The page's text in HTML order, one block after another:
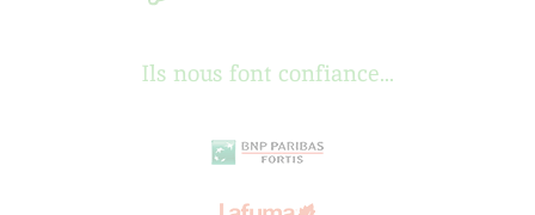
Ils nous font confiance...